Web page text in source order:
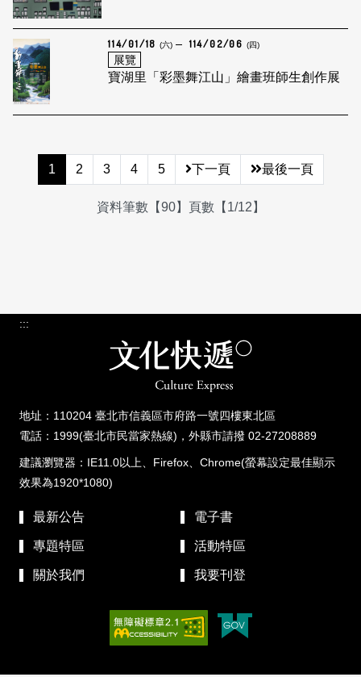
114/01/18 (六) 114/02/06 (四)
展覽
寶湖里「彩墨舞江山」繪畫班師生創作展
1 2 3 4 5 下一頁 最後一頁
資料筆數【90】頁數【1/12】
:::
地址：110204 臺北市信義區市府路一號四樓東北區
電話：1999(臺北市民當家熱線)，外縣市請撥 02-27208889
建議瀏覽器：IE11.0以上、Firefox、Chrome(螢幕設定最佳顯示
效果為1920*1080)
最新公告 電子書
專題特區 活動特區
關於我們 我要刊登